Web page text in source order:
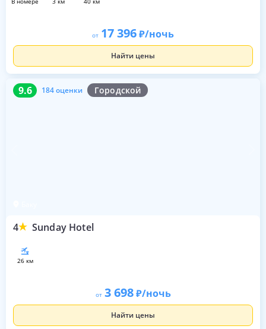
от 17 396 /ночь
Найти цены
9.6 184 оценки Городской
4 Sunday Hotel
9.6 184 оценки
26 км
от 3 698 /ночь
Найти цены